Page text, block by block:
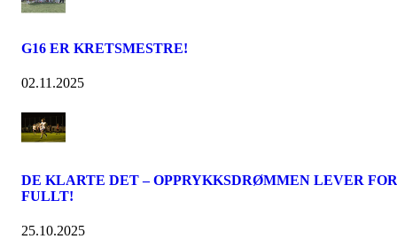
G16 ER KRETSMESTRE!
02.11.2025
DE KLARTE DET – OPPRYKKSDRØMMEN LEVER FOR
FULLT!
25.10.2025